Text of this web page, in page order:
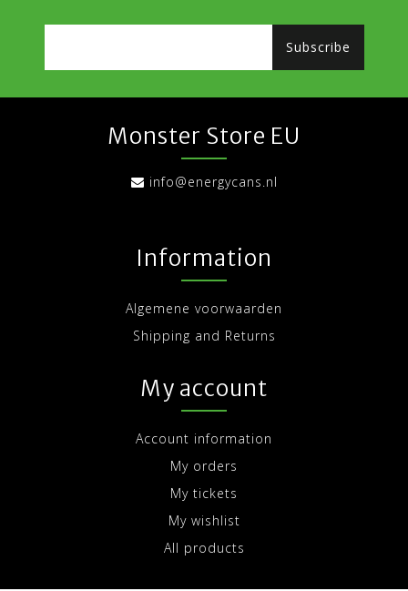
Subscribe
Monster Store EU
info@energycans.nl
Information
Algemene voorwaarden
Shipping and Returns
My account
Account information
My orders
My tickets
My wishlist
All products